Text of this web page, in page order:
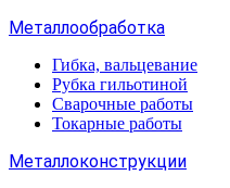
Металлообработка
Гибка, вальцевание
Рубка гильотиной
Сварочные работы
Токарные работы
Металлоконструкции